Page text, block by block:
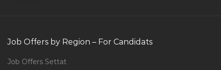
Job Offers by Region – For Candidats
Job Offers Settat